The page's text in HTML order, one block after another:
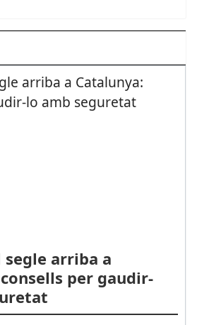
segle arriba a
per gaudir-